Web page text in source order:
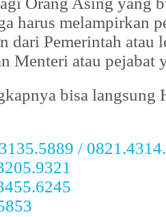
harus melampirkan
dari Pemerintah atau
Menteri atau pejabat
bisa langsung
/